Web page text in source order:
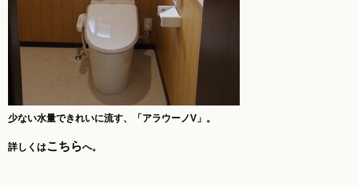
少ない水量できれいに流す、「アラウーノV」。
詳しくはこちらへ。